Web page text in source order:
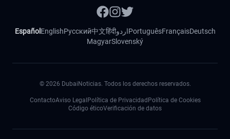
Español EnglishРусский中文हिंदीاردوPortuguêsFrançaisDeutsch
MagyarSlovenský
© 2026 DubaiNoticias. Todos los derechos reservados.
ContactoAviso Legal Política de Privacidad Política de Cookies
Código éticoVerificación de datos